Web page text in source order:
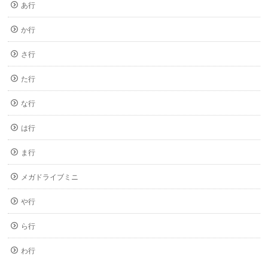
あ行
か行
さ行
た行
な行
は行
ま行
メガドライブミニ
や行
ら行
わ行